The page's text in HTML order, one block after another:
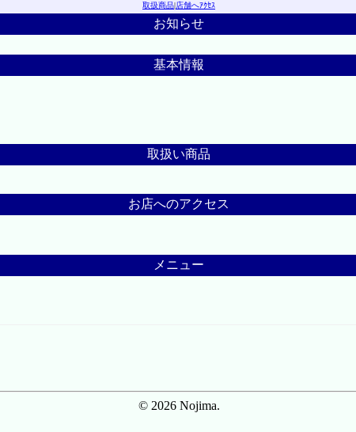
取扱商品|店舗へｱｸｾｽ
お知らせ
基本情報
取扱い商品
お店へのアクセス
メニュー
© 2026 Nojima.